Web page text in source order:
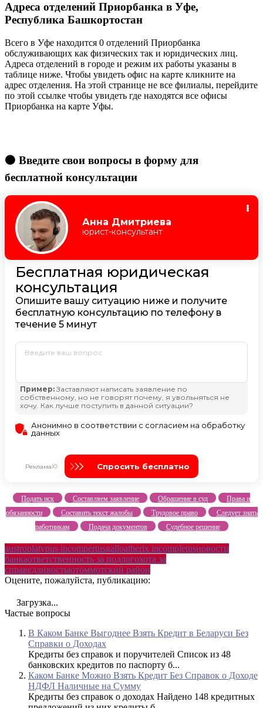
Адреса отделений Приорбанка в Уфе,
Республика Башкортостан
Всего в Уфе находится 0 отделений Приорбанка
обслуживающих как физических так и юридических лиц.
Адреса отделений в городе и режим их работы указаны в
таблице ниже. Чтобы увидеть офис на карте кликните на
адрес отделения. На этой странице не все филиалы, перейдите
по этой ссылке чтобы увидеть где находятся все офисы
Приорбанка на карте Уфы.
🟠 Введите свои вопросы в форму для
бесплатной консультации
Подать иск Составляем заявление Обращение в суд
Права и
обязанности
Составить текст жалобы Трудовое право
Следует знать
работникам
Подача документов Судебное решение
austroplatypus incompertusgalloatherix incompletusновости
банкаответственность за подлогохота за
справедливостьютоммотский район
Оцените, пожалуйста, публикацию:
Загрузка...
Частые вопросы
В Каком Банке Выгоднее Взять Кредит в Беларуси Без
Справки о Доходах
Кредиты без справок и поручителей Список из 48
банковских кредитов по паспорту б...
Каком Банке Можно Взять Кредит Без Справок о Доходе
НДФЛ Наличные на Сумму
Кредиты без справок о доходах Найдено 148 кредитных